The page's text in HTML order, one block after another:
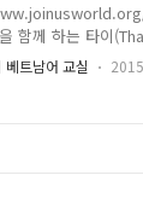
함께 하는 타이
có thần kinh
dùng để chửi
트남어 교실